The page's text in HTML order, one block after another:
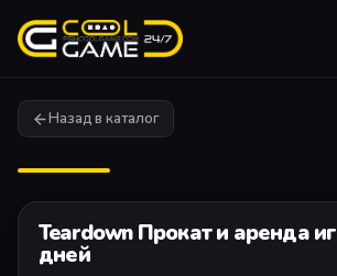
Назад в каталог
Teardown Прокат и аренда
дней